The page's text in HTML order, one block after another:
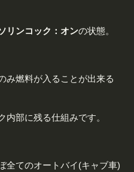
リンコック： オンの状態。
み燃料が入ることが出来る
部に残る仕組みです。
全てのオートバイ(キャブ車)